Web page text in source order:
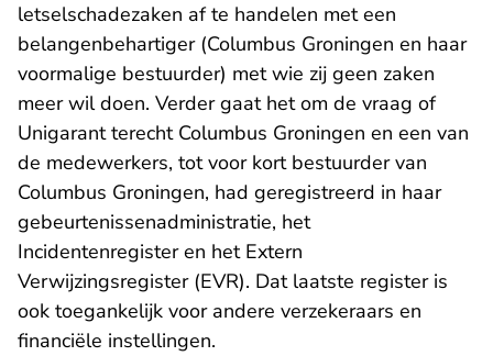
letselschadezaken af te handelen met een
belangenbehartiger (Columbus Groningen en haar
voormalige bestuurder) met wie zij geen zaken
meer wil doen. Verder gaat het om de vraag of
Unigarant terecht Columbus Groningen en een van
de medewerkers, tot voor kort bestuurder van
Columbus Groningen, had geregistreerd in haar
gebeurtenissenadministratie, het
Incidentenregister en het Extern
Verwijzingsregister (EVR). Dat laatste register is
ook toegankelijk voor andere verzekeraars en
financiële instellingen.